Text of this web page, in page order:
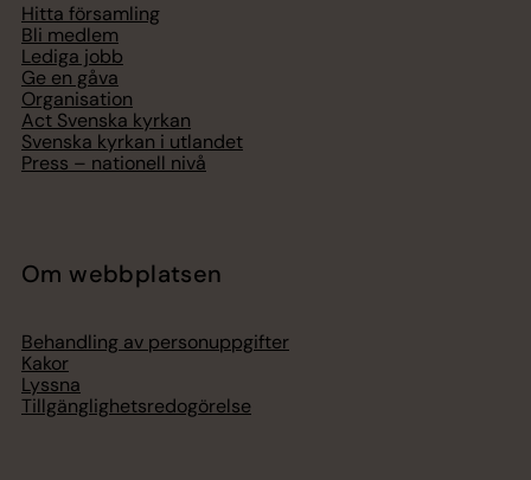
Hitta församling
Bli medlem
Lediga jobb
Ge en gåva
Organisation
Act Svenska kyrkan
Svenska kyrkan i utlandet
Press – nationell nivå
Om webbplatsen
Behandling av personuppgifter
Kakor
Lyssna
Tillgänglighetsredogörelse